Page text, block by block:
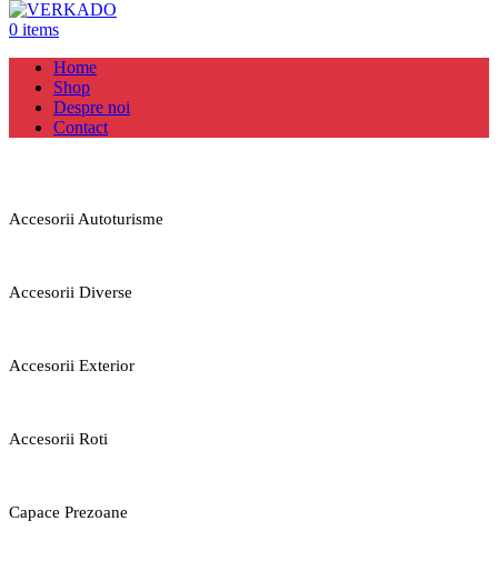
0 items
Home
Shop
Despre noi
Contact
Accesorii Autoturisme
Accesorii Diverse
Accesorii Exterior
Accesorii Roti
Capace Prezoane